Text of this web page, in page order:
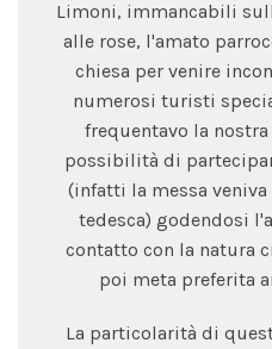
Limoni, immancabili
alle rose, l'amato
chiesa per venire
numerosi turisti
frequentavo la
possibilità di
(infatti la messa
tedesca) godendosi
contatto con la natura
poi meta preferita
La particolarità di